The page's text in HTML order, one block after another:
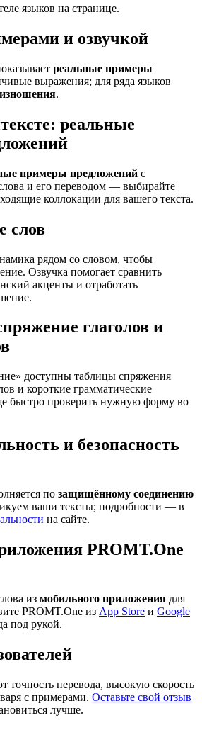
языков на странице.
и озвучкой
реальные примеры
выражения; для ряда языков
.
реальные
примеры предложений с
и его переводом — выбирайте
коллокации для вашего текста.
слов
рядом со словом, чтобы
Озвучка помогает сравнить
акценты и отработать
глаголов и
доступны таблицы спряжения
и короткие грамматические
быстро проверить нужную форму во
и безопасность
по защищённому соединению
ваши тексты; подробности — в
на сайте.
PROMT.One
из мобильного приложения для
PROMT.One из App Store и Google
под рукой.
точность перевода, высокую скорость
с примерами. Оставьте свой отзыв
лучше.